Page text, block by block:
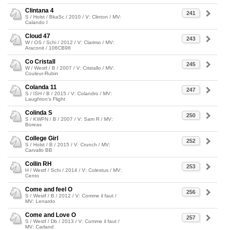
241
Clintana 4
S / Holst / BkaSc / 2010 / V: Clinton / MV:
Calando I
243
Cloud 47
W / OS / Schi / 2012 / V: Clarimo / MV:
Araconit / 106CB98
245
Co Cristall
W / Westf / B / 2007 / V: Cristallo / MV:
Couleur-Rubin
247
Colanda 11
S / ISH / B / 2015 / V: Colandro / MV:
Laughton's Flight
250
Colinda S
S / KWPN / B / 2007 / V: Sam R / MV:
Boreas
252
College Girl
S / Holst / B / 2015 / V: Crunch / MV:
Carvallo BB
253
Collin RH
H / Westf / Schi / 2014 / V: Colestus / MV:
Cento
256
Come and feel O
S / Westf / B / 2012 / V: Comme il faut /
MV: Lenardo
257
Come and Love O
S / Westf / Db / 2013 / V: Comme il faut /
MV: Carland